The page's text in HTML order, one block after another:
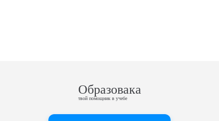
Образовака
твой помощник в учебе